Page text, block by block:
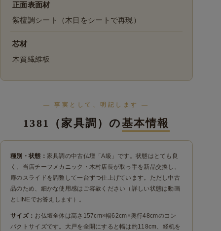
正面表面材
紫檀調シート（木目をシートで再現）
芯材
木質繊維板
— 事実として、明記します —
1381（家具調）の基本情報
種別・状態： 家具調の中古仏壇「A級」です。状態はとても良
く、当店チーフメカニック・木村店長が取っ手を新品交換し、
扉のスライドを調整して一台ずつ仕上げています。ただし中古
品のため、細かな使用感はご容赦ください（詳しい状態は動画
とLINEでお答えします）。
サイズ： お仏壇全体は高さ157cm×幅62cm×奥行48cmのコン
パクトサイズです。大戸を全開にすると幅は約118cm、経机を